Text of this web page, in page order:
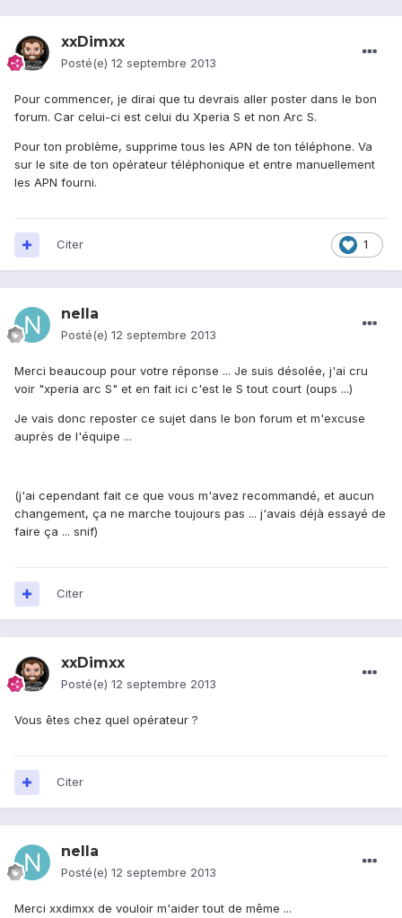
xxDimxx
Posté(e) 12 septembre 2013
Pour commencer, je dirai que tu devrais aller poster dans le bon
forum. Car celui-ci est celui du Xperia S et non Arc S.
Pour ton problème, supprime tous les APN de ton téléphone. Va
sur le site de ton opérateur téléphonique et entre manuellement
les APN fourni.
1
Citer
nella
Posté(e) 12 septembre 2013
Merci beaucoup pour votre réponse ... Je suis désolée, j'ai cru
voir "xperia arc S" et en fait ici c'est le S tout court (oups ...)
Je vais donc reposter ce sujet dans le bon forum et m'excuse
auprès de l'équipe ...
(j'ai cependant fait ce que vous m'avez recommandé, et aucun
changement, ça ne marche toujours pas ... j'avais déjà essayé de
faire ça ... snif)
Citer
xxDimxx
Posté(e) 12 septembre 2013
Vous êtes chez quel opérateur ?
Citer
nella
Posté(e) 12 septembre 2013
Merci xxdimxx de vouloir m'aider tout de même ...